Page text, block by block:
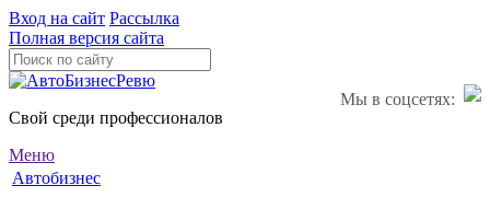
Вход на сайт Рассылка
Полная версия сайта
Мы в соцсетях:
Свой среди профессионалов
Меню
Автобизнес